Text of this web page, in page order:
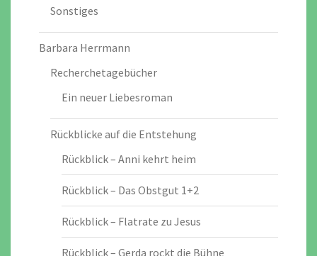
Sonstiges
Barbara Herrmann
Recherchetagebücher
Ein neuer Liebesroman
Rückblicke auf die Entstehung
Rückblick – Anni kehrt heim
Rückblick – Das Obstgut 1+2
Rückblick – Flatrate zu Jesus
Rückblick – Gerda rockt die Bühne